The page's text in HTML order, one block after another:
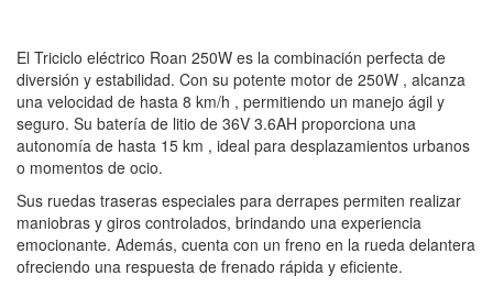
El Triciclo eléctrico Roan 250W es la combinación perfecta de
diversión y estabilidad. Con su potente motor de 250W , alcanza
una velocidad de hasta 8 km/h , permitiendo un manejo ágil y
seguro. Su batería de litio de 36V 3.6AH proporciona una
autonomía de hasta 15 km , ideal para desplazamientos urbanos
o momentos de ocio.
Sus ruedas traseras especiales para derrapes permiten realizar
maniobras y giros controlados, brindando una experiencia
emocionante. Además, cuenta con un freno en la rueda delantera
ofreciendo una respuesta de frenado rápida y eficiente.